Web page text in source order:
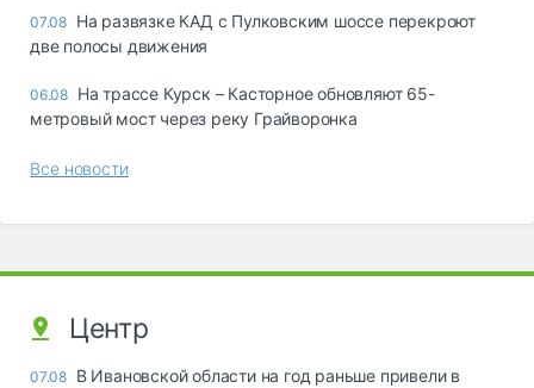
07.08 На развязке КАД с Пулковским шоссе перекроют
две полосы движения
06.08 На трассе Курск – Касторное обновляют 65-
метровый мост через реку Грайворонка
Все новости
Центр
07.08 В Ивановской области на год раньше привели в